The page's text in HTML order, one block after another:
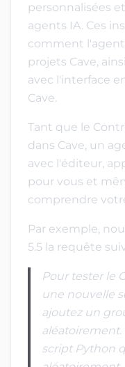
personnalisées
agents IA. Ces
comment
projets Cave,
avec l'interface
Cave.
Tant que le
dans Cave, un
avec l'éditeur,
pour vous et
comprendre
Par exemple,
5.5 la requête
Pour tester le
une nouvelle
ajoutez un
script Python